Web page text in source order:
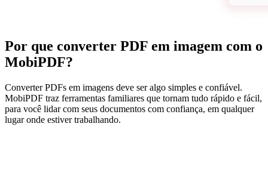
Por que converter PDF em imagem com o
MobiPDF?
Converter PDFs em imagens deve ser algo simples e confiável.
MobiPDF traz ferramentas familiares que tornam tudo rápido e fácil,
para você lidar com seus documentos com confiança, em qualquer
lugar onde estiver trabalhando.